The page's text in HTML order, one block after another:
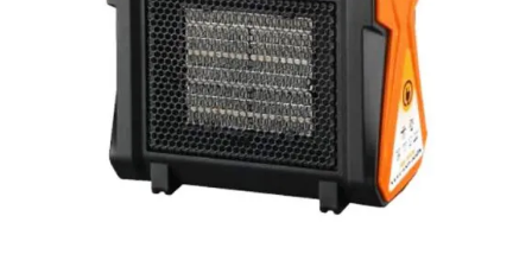
DODAJ U KORPU / DETAILS